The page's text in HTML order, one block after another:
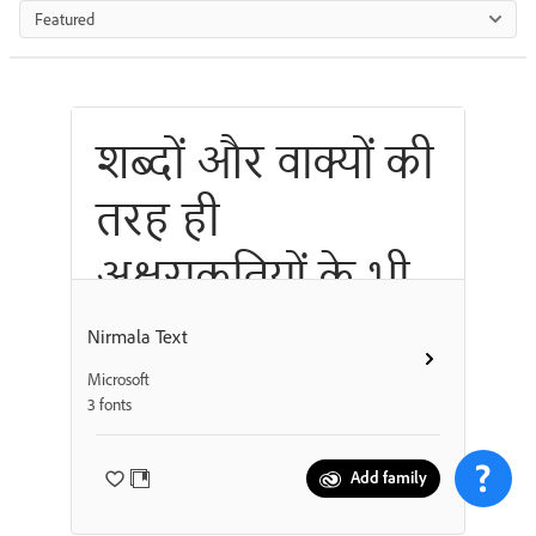
Featured
शब्दों और वाक्यों की
तरह ही
अक्षराकृतियों के भी
स्वर, ध्वनि और
व्यक्तित्व होते हैं ।
Nirmala Text
Microsoft
3 fonts
Add family